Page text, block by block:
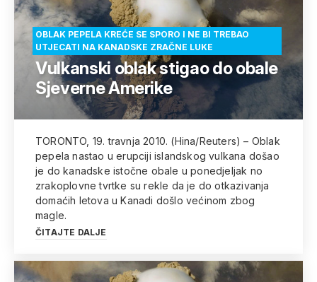
OBLAK PEPELA KREĆE SE SPORO I NE BI TREBAO
UTJECATI NA KANADSKE ZRAČNE LUKE
Vulkanski oblak stigao do obale
Sjeverne Amerike
TORONTO, 19. travnja 2010. (Hina/Reuters) – Oblak
pepela nastao u erupciji islandskog vulkana došao
je do kanadske istočne obale u ponedjeljak no
zrakoplovne tvrtke su rekle da je do otkazivanja
domaćih letova u Kanadi došlo većinom zbog
magle.
ČITAJTE DALJE